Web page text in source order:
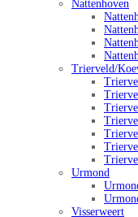
Nattenhoven
Trierveld/
Urmond
Visserweert